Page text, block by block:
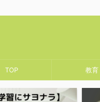
TOP 教育